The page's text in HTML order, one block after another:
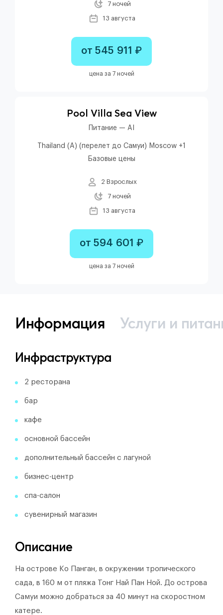
7 ночей
13 августа
от 545 911 ₽
цена за 7 ночей
Pool Villa Sea View
Питание — AI
Thailand (A) (перелет до Самуи) Moscow +1
Базовые цены
2 Взрослых
7 ночей
13 августа
от 594 601 ₽
цена за 7 ночей
Информация Услуги и
Инфраструктура
2 ресторана
бар
кафе
основной бассейн
дополнительный бассейн с лагуной
бизнес-центр
спа-салон
сувенирный магазин
Описание
На острове Ко Панган, в окружении тропического
сада, в 160 м от пляжа Тонг Най Пан Ной. До острова
Самуи можно добраться за 40 минут на скоростном
катере.